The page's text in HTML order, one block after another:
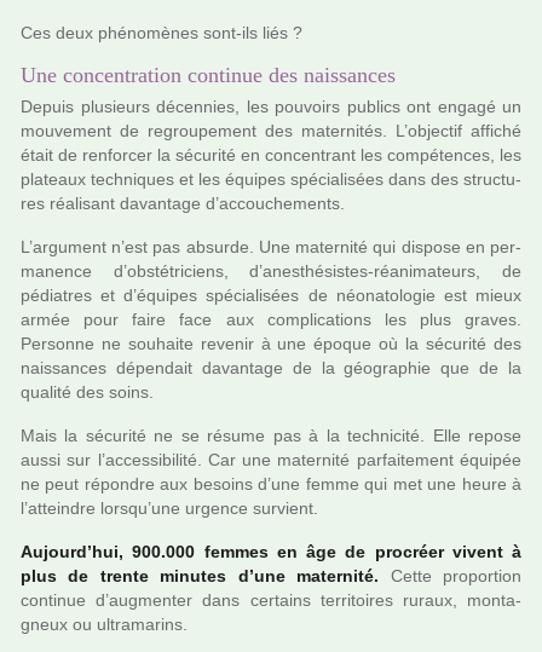
Ces deux phé­no­mè­nes sont-ils liés ?
Une concentration continue des naissances
Depuis plu­sieurs décen­nies, les pou­voirs publics ont engagé un
mou­ve­ment de regrou­pe­ment des mater­ni­tés. L’objec­tif affi­ché
était de ren­for­cer la sécu­rité en concen­trant les com­pé­ten­ces, les
pla­teaux tech­ni­ques et les équipes spé­cia­li­sées dans des struc­tu­
res réa­li­sant davan­tage d’accou­che­ments.
L’argu­ment n’est pas absurde. Une mater­nité qui dis­pose en per­
ma­nence d’obs­té­tri­ciens, d’anes­thé­sis­tes-réa­ni­ma­teurs, de
pédia­tres et d’équipes spé­cia­li­sées de néo­na­to­lo­gie est mieux
armée pour faire face aux com­pli­ca­tions les plus graves.
Personne ne sou­haite reve­nir à une époque où la sécu­rité des
nais­san­ces dépen­dait davan­tage de la géo­gra­phie que de la
qua­lité des soins.
Mais la sécu­rité ne se résume pas à la tech­ni­cité. Elle repose
aussi sur l’acces­si­bi­lité. Car une mater­nité par­fai­te­ment équipée
ne peut répon­dre aux besoins d’une femme qui met une heure à
l’attein­dre lorsqu’une urgence sur­vient.
Aujourd’hui, 900.000 femmes en âge de pro­créer vivent à
plus de trente minu­tes d’une mater­nité. Cette pro­por­tion
conti­nue d’aug­men­ter dans cer­tains ter­ri­toi­res ruraux, mon­ta­
gneux ou ultra­ma­rins.